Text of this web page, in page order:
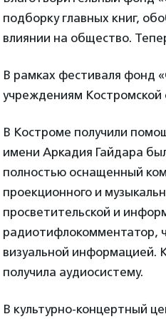
подборку главных книг,
влиянии на общество.
В рамках фестиваля фонд
учреждениям
В Костроме получили
имени Аркадия Гайдара
полностью оснащенный
проекционного и
просветительской и
радиотифлокомментатор,
визуальной информацией.
получила аудиосистему.
В культурно-концертный